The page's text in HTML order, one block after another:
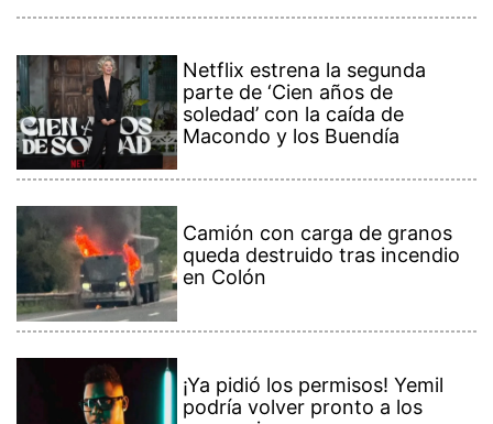
Netflix estrena la segunda
parte de ‘Cien años de
soledad’ con la caída de
Macondo y los Buendía
Camión con carga de granos
queda destruido tras incendio
en Colón
¡Ya pidió los permisos! Yemil
podría volver pronto a los